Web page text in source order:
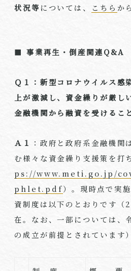
状況等については、 こちら か
■ 事業再生・倒産関連Q&A
Ｑ１：新型コロナウイルス感
上が激減し、資金繰りが厳し
金融機関から融資を受けるこ
Ａ１ ：政府と政府系金融機関
む様々な資金繰り支援策を打
ps://www.meti.go.jp/
phlet.pdf）。現時点で実
資制度は以下のとおりです
在。なお、一部については、
の成立が前提とされています